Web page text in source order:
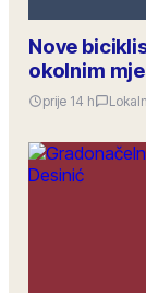
Nove
okolnim
prije 14 h